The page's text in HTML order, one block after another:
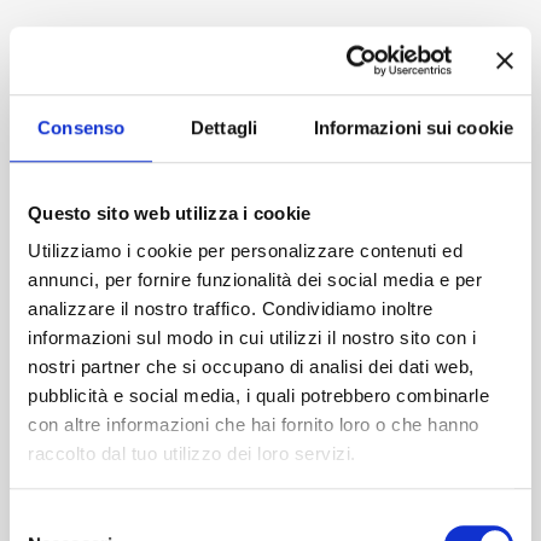
Consenso Dettagli Informazioni sui cookie
Questo sito web utilizza i cookie
Utilizziamo i cookie per personalizzare contenuti ed
annunci, per fornire funzionalità dei social media e per
analizzare il nostro traffico. Condividiamo inoltre
informazioni sul modo in cui utilizzi il nostro sito con i
nostri partner che si occupano di analisi dei dati web,
pubblicità e social media, i quali potrebbero combinarle
con altre informazioni che hai fornito loro o che hanno
raccolto dal tuo utilizzo dei loro servizi.